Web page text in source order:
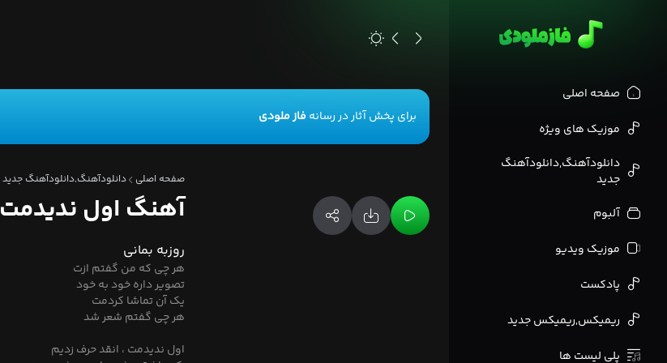
صفحه اصلی
موزیک های ویژه
دانلودآهنگ,دانلودآهنگ
جدید
آلبوم
موزیک ویدیو
پادکست
ریمیکس,ریمیکس جدید
پلی لیست ها
برای پخش آثار در رسانهفاز ملودی
صفحه اصلی دانلودآهنگ,دانلودآهنگ جدید
آهنگ اول ندیدمت
روزبه بمانی
هر چی که من گفتم ازت
تصویر داره خود به خود
یک آن تماشا کردمت
هر چی گفتم شعر شد
اول ندیدمت ، انقد حرف زدیم